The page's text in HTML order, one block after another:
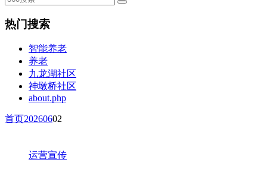
热门搜索
智能养老
养老
九龙湖社区
神墩桥社区
about.php
首页20260602
运营宣传